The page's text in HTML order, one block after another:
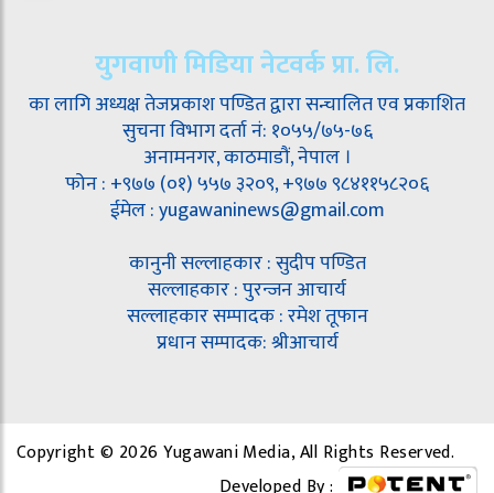
युगवाणी मिडिया नेटवर्क प्रा. लि.
का लागि अध्यक्ष तेजप्रकाश पण्डित द्वारा सन्चालित एव प्रकाशित
सुचना विभाग दर्ता नं: १०५५/७५-७६
अनामनगर, काठमाडौं, नेपाल ।
फोन : +९७७ (०१) ५५७ ३२०९, +९७७ ९८४११५८२०६
ईमेल : yugawaninews@gmail.com
कानुनी सल्लाहकार : सुदीप पण्डित
सल्लाहकार : पुरन्जन आचार्य
सल्लाहकार सम्पादक : रमेश तूफान
प्रधान सम्पादक: श्रीआचार्य
Copyright © 2026 Yugawani Media, All Rights Reserved.
Developed By :